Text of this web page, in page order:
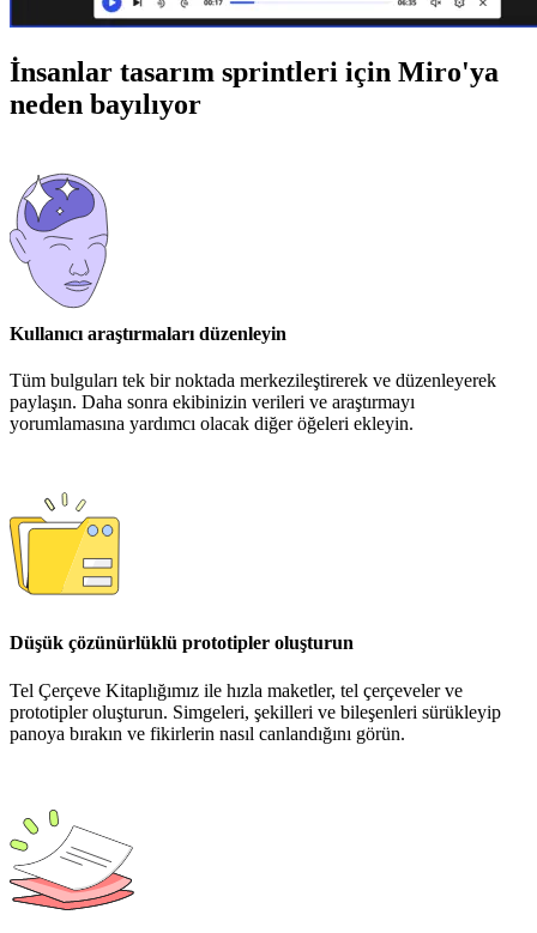
İnsanlar tasarım sprintleri için Miro'ya
neden bayılıyor
Kullanıcı araştırmaları düzenleyin
Tüm bulguları tek bir noktada merkezileştirerek ve düzenleyerek
paylaşın. Daha sonra ekibinizin verileri ve araştırmayı
yorumlamasına yardımcı olacak diğer öğeleri ekleyin.
Düşük çözünürlüklü prototipler oluşturun
Tel Çerçeve Kitaplığımız ile hızla maketler, tel çerçeveler ve
prototipler oluşturun. Simgeleri, şekilleri ve bileşenleri sürükleyip
panoya bırakın ve fikirlerin nasıl canlandığını görün.